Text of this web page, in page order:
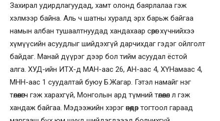
Захирал удирдлагуудад, хамт олонд баярлалаа гэж
хэлмээр байна. Аль ч шатны хуралд эрх барьж байгаа
намын албан тушаалтнуудад хандахаар сөрөг хүчнийхээ
хүмүүсийн асуудлыг шийдэхгүй дарчихдаг гэдэг ойлголт
байдаг. Манай дүүрэг дээр бол тийм асуудал ёстой
алга. ХУД-ийн ИТХ-д МАН-аас 26, АН-аас 4, ХҮНамаас 4,
МНН-аас 1 суудалтай буюу Б.Жагар. Гэтэл намайг нэг
төлөөлөгч гэж харахгүй, Монголын ард түмний төлөөлөл л гэж
хандаж байгаа. Мэдээжийн хэрэг өнөөдөр тогтоол гараад